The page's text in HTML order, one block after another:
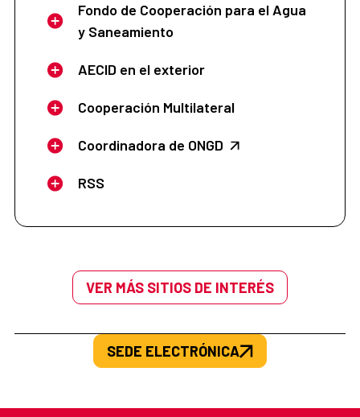
Fondo de Cooperación para el Agua
y Saneamiento
AECID en el exterior
Cooperación Multilateral
Coordinadora de ONGD
RSS
VER MÁS SITIOS DE INTERÉS
SEDE ELECTRÓNICA